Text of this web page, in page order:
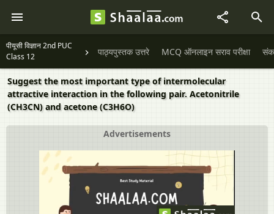
पीयूसी विज्ञान 2nd PUC
Class 12
पाठ्यपुस्तक उत्तरे MCQ ऑनलाइन सराव परीक्षा
Suggest the most important type of intermolecular
attractive interaction in the following pair. Acetonitrile
(CH3CN) and acetone (C3H6O)
Advertisements